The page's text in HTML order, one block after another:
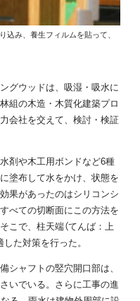
み、養生フィルムを貼って、
グウッドは、吸湿・吸水に
組の木造・木質化建築プロ
会社を交えて、検討・検証
剤や木工用ボンドなど6種
塗布して水をかけ、状態を
果があったのはシリコンシ
べての切断面にこの方法を
こで、柱天端（てんば：上
た対策を行った。
シャフトの竪穴開口部は、
いでいる。さらに工事の進